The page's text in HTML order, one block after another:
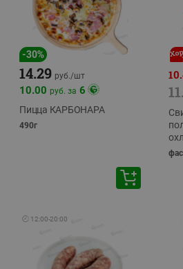
-30%
14.29 руб./шт
10.00 руб. за 6
Пицца КАРБОНАРА
490г
🕘 12:00-20:00